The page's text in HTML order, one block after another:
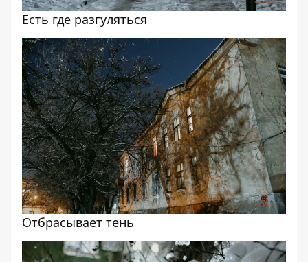
Есть где разгуляться
Отбрасывает тень